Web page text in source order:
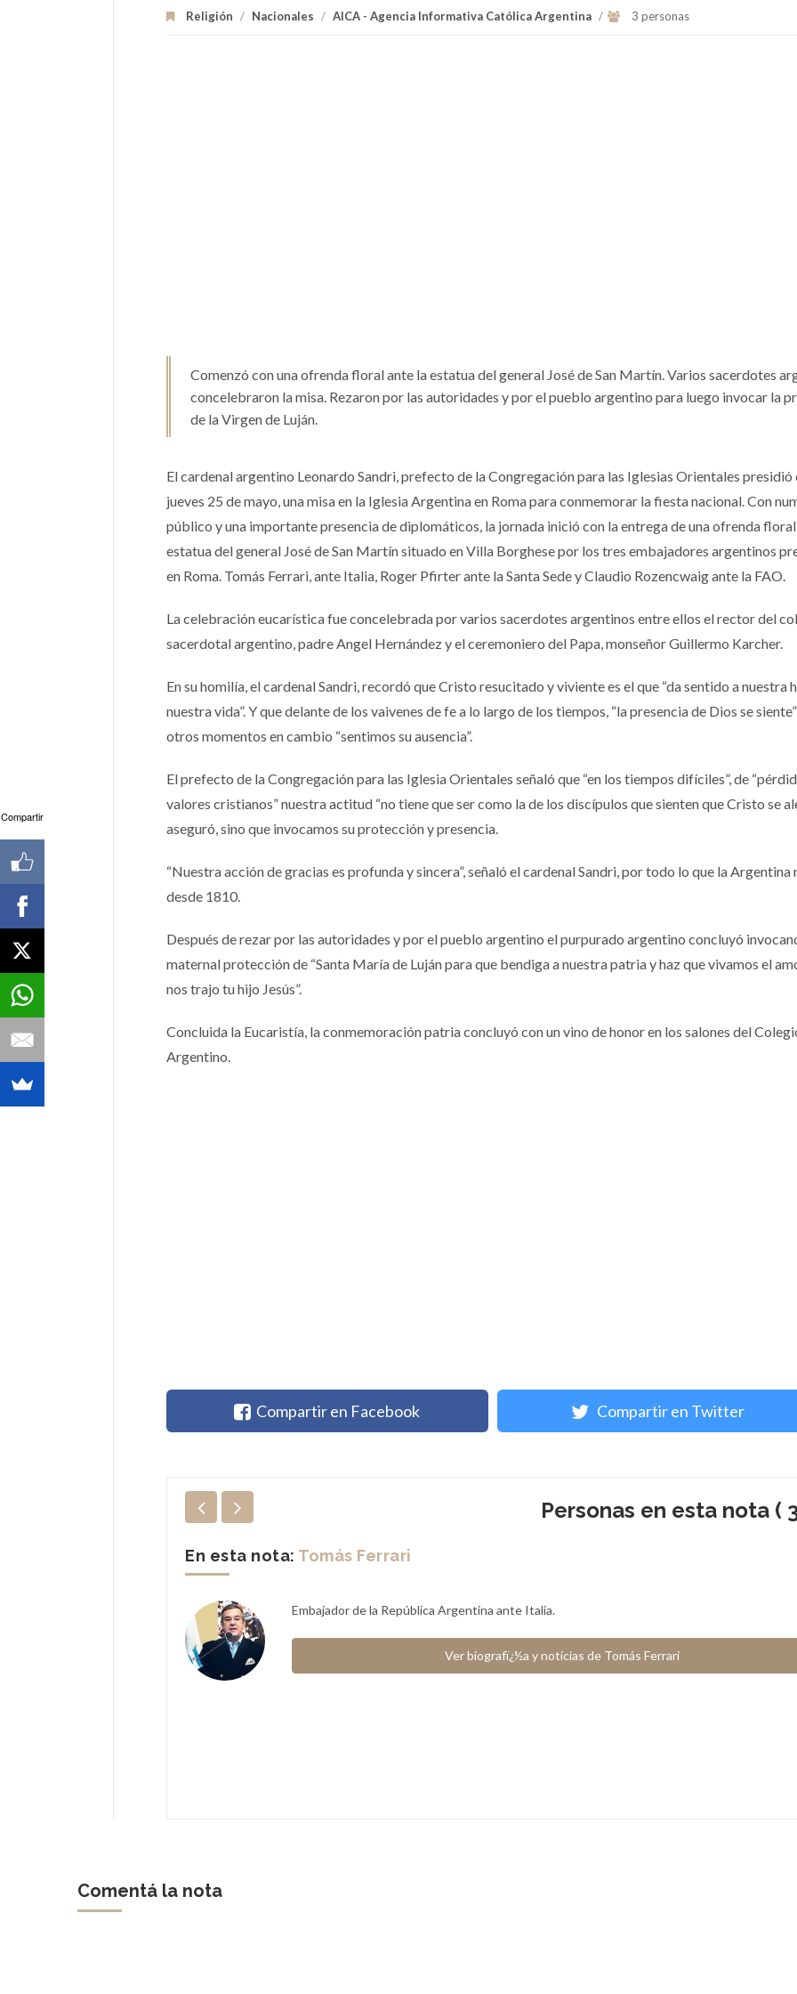
Religión / Nacionales / AICA - Agencia Informativa Católica Argentina / 3 personas
Comenzó con una ofrenda floral ante la estatua del general José de San Martín. Varios sacerdotes
concelebraron la misa. Rezaron por las autoridades y por el pueblo argentino para luego invocar la
de la Virgen de Luján.
El cardenal argentino Leonardo Sandri, prefecto de la Congregación para las Iglesias Orientales presidió
jueves 25 de mayo, una misa en la Iglesia Argentina en Roma para conmemorar la fiesta nacional. Con
público y una importante presencia de diplomáticos, la jornada inició con la entrega de una ofrenda
estatua del general José de San Martín situado en Villa Borghese por los tres embajadores argentinos
en Roma. Tomás Ferrari, ante Italia, Roger Pfirter ante la Santa Sede y Claudio Rozencwaig ante la FAO.
La celebración eucarística fue concelebrada por varios sacerdotes argentinos entre ellos el rector del
sacerdotal argentino, padre Angel Hernández y el ceremoniero del Papa, monseñor Guillermo Karcher.
En su homilía, el cardenal Sandri, recordó que Cristo resucitado y viviente es el que “da sentido a nuestra
nuestra vida”. Y que delante de los vaivenes de fe a lo largo de los tiempos, “la presencia de Dios se
otros momentos en cambio “sentimos su ausencia”.
El prefecto de la Congregación para las Iglesia Orientales señaló que “en los tiempos difíciles”, de
valores cristianos” nuestra actitud “no tiene que ser como la de los discípulos que sienten que Cristo se
aseguró, sino que invocamos su protección y presencia.
“Nuestra acción de gracias es profunda y sincera”, señaló el cardenal Sandri, por todo lo que la Argentina
desde 1810.
Después de rezar por las autoridades y por el pueblo argentino el purpurado argentino concluyó
maternal protección de “Santa María de Luján para que bendiga a nuestra patria y haz que vivamos el
nos trajo tu hijo Jesús”.
Concluida la Eucaristía, la conmemoración patria concluyó con un vino de honor en los salones del
Argentino.
Compartir en Facebook Compartir en Twitter
Personas en esta nota (
En esta nota: Tomás Ferrari
Embajador de la República Argentina ante Italia.
Ver biografï¿½a y noticias de Tomás Ferrari
Comentá la nota
Compartir